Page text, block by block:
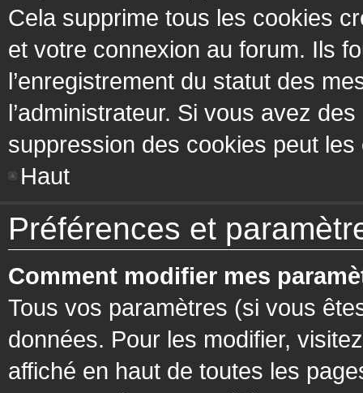
Cela supprime tous les cookies
et votre connexion au forum. Ils
l’enregistrement du statut des
l’administrateur. Si vous avez
suppression des cookies peut les
Haut
Préférences et
Comment modifier mes
Tous vos paramètres (si vous
données. Pour les modifier,
affiché en haut de toutes les